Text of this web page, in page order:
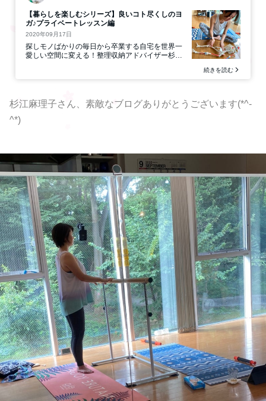
杉江麻理子さん、素敵なブログありがとうございます(*^-
^*)